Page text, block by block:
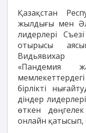
Қазақстан
жылдығы мен
лидерлері
отырысы
Видьявихар
«Пандемия
бірлікті
діндер
өткен
онлайн